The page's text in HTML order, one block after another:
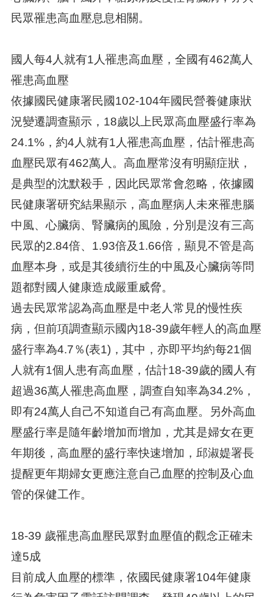
民眾罹患高血壓息息相關。
國人每4人就有1人罹患高血壓，全國有462萬人
罹患高血壓
依據國民健康署民國102-104年國民營養健康狀
況變遷調查顯示，18歲以上民眾高血壓盛行率為
24.1%，約4人就有1人罹患高血壓，估計罹患高
血壓民眾有462萬人。高血壓常沒有明顯症狀，
是典型的沈默殺手，因此民眾常會忽略，依據國
民健康署研究結果顯示，高血壓病人未來罹患腦
中風、心臟病、腎臟病的風險，分別是沒有三高
民眾的2.84倍、1.93倍及1.66倍，顯見不管是高
血壓本身，或是其後續衍生的中風及心臟病等問
題都對國人健康造成嚴重威脅。
過去民眾常認為高血壓是中老人常見的慢性疾
病，但前項調查顯示國內18-39歲年輕人的高血壓
盛行率為4.7％(表1)，其中，亦即平均約每21個
人就有1個人患有高血壓，估計18-39歲的國人有
超過36萬人罹患高血壓，調查自知率為34.2%，
即有24萬人自己不知道自己有高血壓。另外高血
壓盛行率是隨年齡增加而增加，尤其是婦女在更
年期後，高血壓的盛行率快速增加，邱淑媞署長
提醒更年期婦女更應注意自己血壓的控制及心血
管的保健工作。
18-39 歲罹患高血壓民眾對血壓值的觀念正確未
達5成
目前成人血壓的標準，依國民健康署104年健康